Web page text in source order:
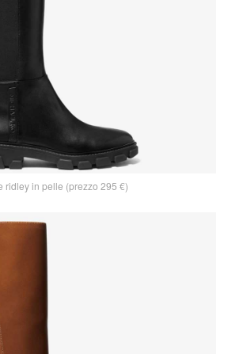
ridley in pelle (prezzo 295 €)